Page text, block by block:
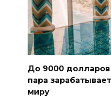
До 9000
пара
миру